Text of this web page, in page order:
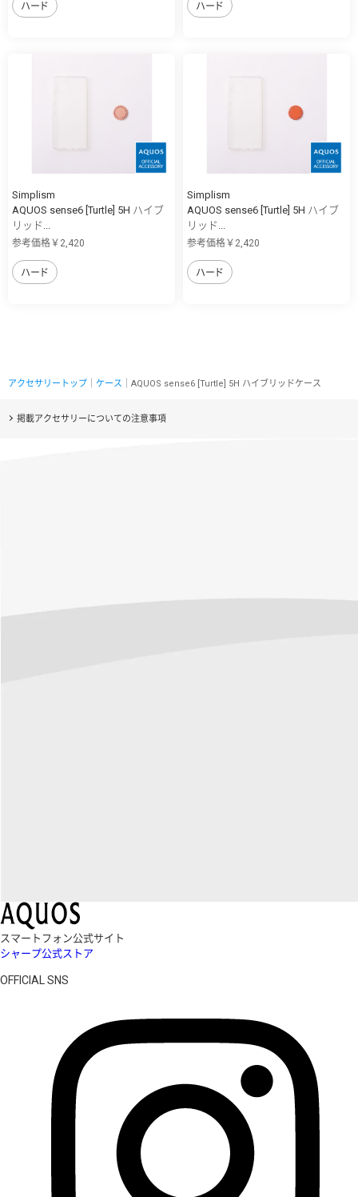
ハード ハード
Simplism
AQUOS sense6 [Turtle] 5H ハイブ
リッド...
参考価格￥2,420
ハード
Simplism
AQUOS sense6 [Turtle] 5H ハイブ
リッド...
参考価格￥2,420
ハード
アクセサリートップ ケース ｜AQUOS sense6 [Turtle] 5H ハイブリッドケース
掲載アクセサリーについての注意事項
スマートフォン公式サイト
シャープ公式ストア
OFFICIAL SNS